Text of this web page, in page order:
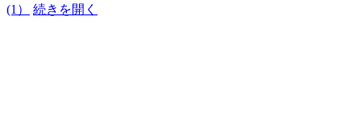
(1）
続きを開く